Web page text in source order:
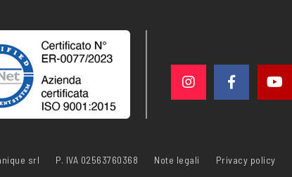
srl P. IVA 02563760368 Note legali Privacy policy